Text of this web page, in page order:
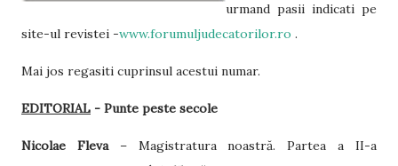
urmand pasii indicati pe
site-ul revistei -www.forumuljudecatorilor.ro .
Mai jos regasiti cuprinsul acestui numar.
EDITORIAL - Punte peste secole
Nicolae Fleva – Magistratura noastră. Partea a II-a